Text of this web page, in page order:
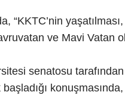
“KKTC’nin
ve Mavi Vatan
senatosu
konuşmasında,